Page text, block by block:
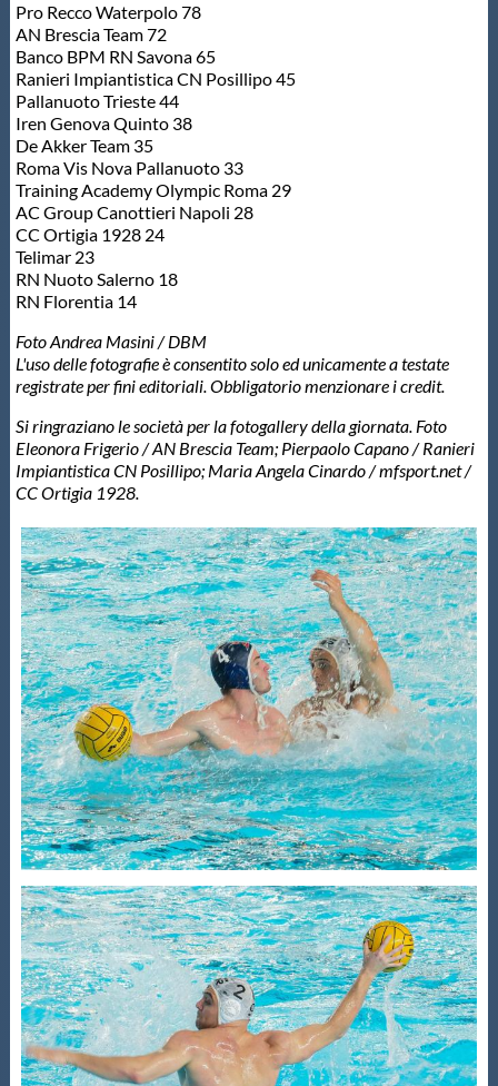
Pro Recco Waterpolo 78
AN Brescia Team 72
Banco BPM RN Savona 65
Ranieri Impiantistica CN Posillipo 45
Pallanuoto Trieste 44
Iren Genova Quinto 38
De Akker Team 35
Roma Vis Nova Pallanuoto 33
Training Academy Olympic Roma 29
AC Group Canottieri Napoli 28
CC Ortigia 1928 24
Telimar 23
RN Nuoto Salerno 18
RN Florentia 14
Foto Andrea Masini / DBM
L'uso delle fotografie è consentito solo ed unicamente a testate
registrate per fini editoriali. Obbligatorio menzionare i credit.
Si ringraziano le società per la fotogallery della giornata. Foto
Eleonora Frigerio / AN Brescia Team; Pierpaolo Capano / Ranieri
Impiantistica CN Posillipo; Maria Angela Cinardo / mfsport.net /
CC Ortigia 1928.